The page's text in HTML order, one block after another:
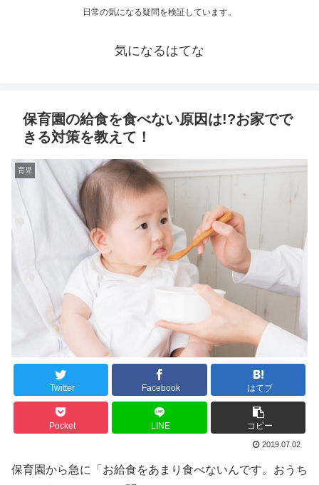
日常の気になる疑問を検証しています。
気になるはてな
保育園の給食を食べない原因は!?お家でで
きる対策を教えて！
育児
Twitter Facebook はてブ
Pocket LINE コピー
2019.07.02
保育園から急に「お給食をあまり食べないんです。おうち